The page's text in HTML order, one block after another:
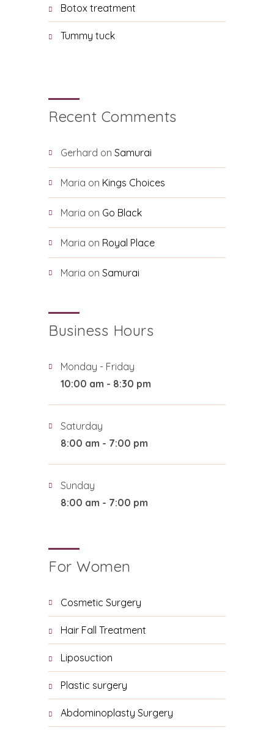
Botox treatment
Tummy tuck
Recent Comments
Gerhard on Samurai
Maria on Kings Choices
Maria on Go Black
Maria on Royal Place
Maria on Samurai
Business Hours
Monday - Friday
10:00 am - 8:30 pm
Saturday
8:00 am - 7:00 pm
Sunday
8:00 am - 7:00 pm
For Women
Cosmetic Surgery
Hair Fall Treatment
Liposuction
Plastic surgery
Abdominoplasty Surgery